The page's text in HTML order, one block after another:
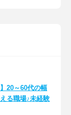
20～60代の幅
る職場♪未経験